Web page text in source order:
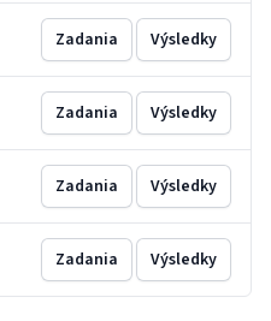
Zadania Výsledky
Zadania Výsledky
Zadania Výsledky
Zadania Výsledky